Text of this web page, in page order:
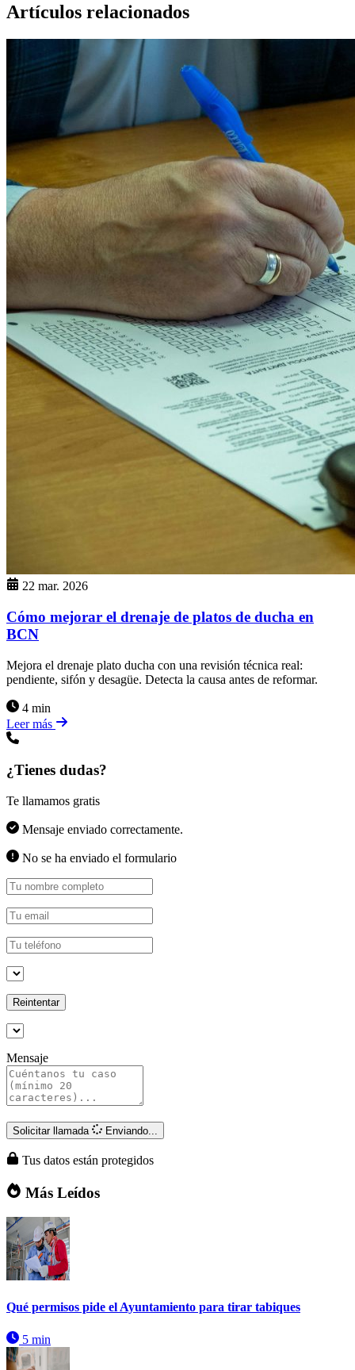
Artículos relacionados
22 mar. 2026
Cómo mejorar el drenaje de platos de ducha en
BCN
Mejora el drenaje plato ducha con una revisión técnica real:
pendiente, sifón y desagüe. Detecta la causa antes de reformar.
4 min
Leer más
¿Tienes dudas?
Te llamamos gratis
Mensaje enviado correctamente.
No se ha enviado el formulario
Reintentar
Mensaje
Solicitar llamada Enviando...
Tus datos están protegidos
Más Leídos
Qué permisos pide el Ayuntamiento para tirar tabiques
5 min